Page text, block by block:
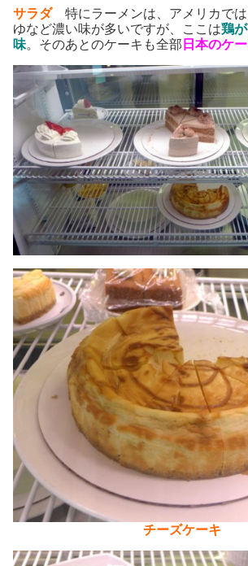
サラダ 特にラーメンは、アメリカで
ゆなど濃い味が多いですが、ここは鶏
味。そのあとのケーキも全部 日本のケ
チーズケーキ